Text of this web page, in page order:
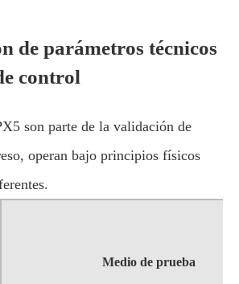
de parámetros técnicos
control
son parte de la validación de
operan bajo principios físicos
Medio de prueba